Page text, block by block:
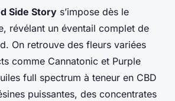
Side Story s’impose dès le
révélant un éventail complet de
On retrouve des fleurs variées
comme Cannatonic et Purple
full spectrum à teneur en CBD
puissantes, des concentrates